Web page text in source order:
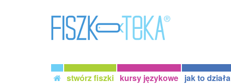
stwórz fiszki kursy językowe jak to działa